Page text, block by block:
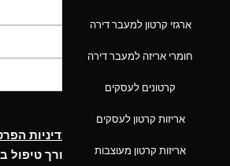
מדיניות
ומסכים/ה לשמירת המידע לצורך טיפול
ארגזי קרטון למעבר דירה
חומרי אריזה למעבר דירה
קרטונים לעסקים
אריזות קרטון לעסקים
אריזות קרטון מעוצבות